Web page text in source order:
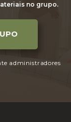
no grupo.
administradores